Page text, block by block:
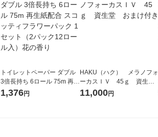
トイレットペーパー ダブル
3倍長持ち 6ロール 75m 再生
紙配合 スコッティフラワー
1,376円
HAKU（ハク） メラノフォ
ーカスＩＶ 45ｇ 資生
堂 おまけ付き
11,000円